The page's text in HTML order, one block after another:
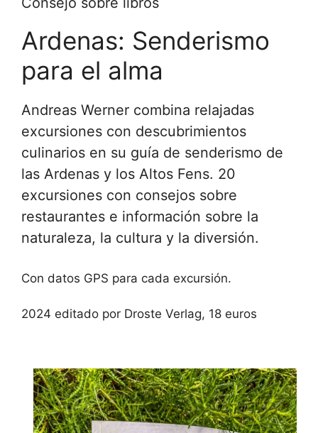
Ardenas: Senderismo
para el alma
Andreas Werner combina relajadas
excursiones con descubrimientos
culinarios en su guía de senderismo de
las Ardenas y los Altos Fens. 20
excursiones con consejos sobre
restaurantes e información sobre la
naturaleza, la cultura y la diversión.
Con datos GPS para cada excursión.
2024 editado por Droste Verlag, 18 euros